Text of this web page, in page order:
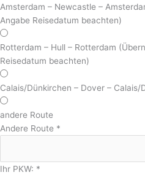
Amsterdam – Newcastle –
Angabe Reisedatum beachten)
Rotterdam – Hull – Rotterdam
Reisedatum beachten)
Calais/Dünkirchen – Dover – Calais/
andere Route
Andere Route *
Ihr PKW: *